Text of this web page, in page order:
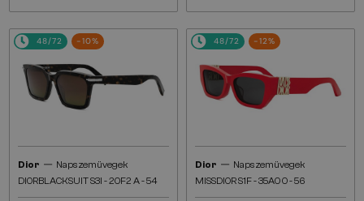
48/72 -10%
Dior — Napszemüvegek
DIORBLACKSUIT S3I - 20F2 A - 54
48/72 -12%
Dior — Napszemüvegek
MISSDIOR S1F - 35A0 O - 56